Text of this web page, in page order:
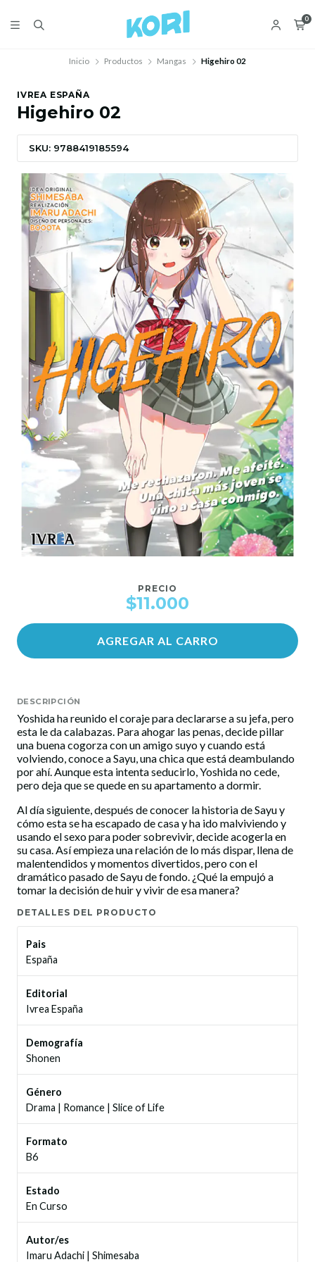
0
Inicio Productos Mangas Higehiro 02
IVREA ESPAÑA
Higehiro 02
SKU: 9788419185594
PRECIO
$11.000
AGREGAR AL CARRO
DESCRIPCIÓN
Yoshida ha reunido el coraje para declararse a su jefa, pero
esta le da calabazas. Para ahogar las penas, decide pillar
una buena cogorza con un amigo suyo y cuando está
volviendo, conoce a Sayu, una chica que está deambulando
por ahí. Aunque esta intenta seducirlo, Yoshida no cede,
pero deja que se quede en su apartamento a dormir.
Al día siguiente, después de conocer la historia de Sayu y
cómo esta se ha escapado de casa y ha ido malviviendo y
usando el sexo para poder sobrevivir, decide acogerla en
su casa. Así empieza una relación de lo más dispar, llena de
malentendidos y momentos divertidos, pero con el
dramático pasado de Sayu de fondo. ¿Qué la empujó a
tomar la decisión de huir y vivir de esa manera?
DETALLES DEL PRODUCTO
Pais
España
Editorial
Ivrea España
Demografía
Shonen
Género
Drama | Romance | Slice of Life
Formato
B6
Estado
En Curso
Autor/es
Imaru Adachi | Shimesaba